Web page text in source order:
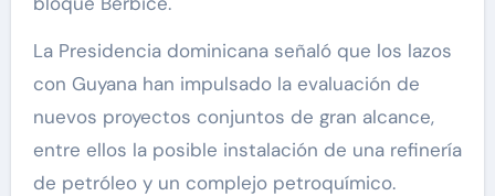
La Presidencia dominicana señaló que los lazos
con Guyana han impulsado la evaluación de
nuevos proyectos conjuntos de gran alcance,
entre ellos la posible instalación de una refinería
de petróleo y un complejo petroquímico.